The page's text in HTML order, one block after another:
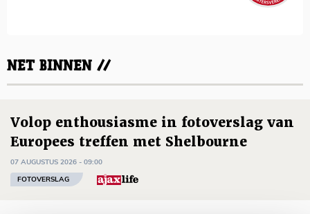
NET BINNEN //
Volop enthousiasme in fotoverslag van
Europees treffen met Shelbourne
07 AUGUSTUS 2026 - 09:00
FOTOVERSLAG